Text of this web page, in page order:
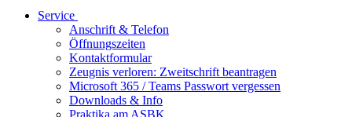
Service
Anschrift & Telefon
Öffnungszeiten
Kontaktformular
Zeugnis verloren: Zweitschrift beantragen
Microsoft 365 / Teams Passwort vergessen
Downloads & Info
Praktika am ASBK